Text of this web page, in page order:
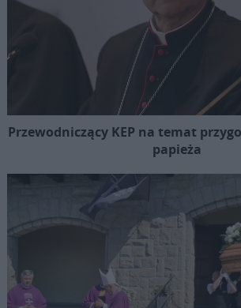
Przewodniczący KEP na temat
papieża